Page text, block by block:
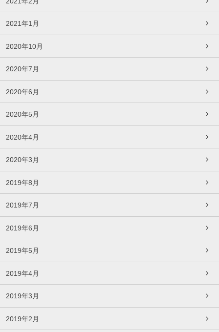
2021年1月
2020年10月
2020年7月
2020年6月
2020年5月
2020年4月
2020年3月
2019年8月
2019年7月
2019年6月
2019年5月
2019年4月
2019年3月
2019年2月